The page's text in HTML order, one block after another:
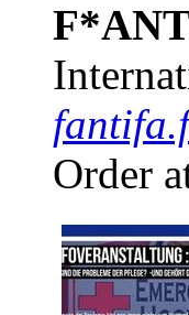
Order